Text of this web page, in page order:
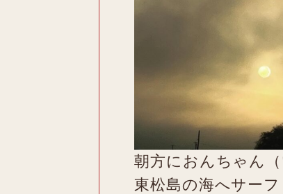
朝方におんちゃん
東松島の海へサー